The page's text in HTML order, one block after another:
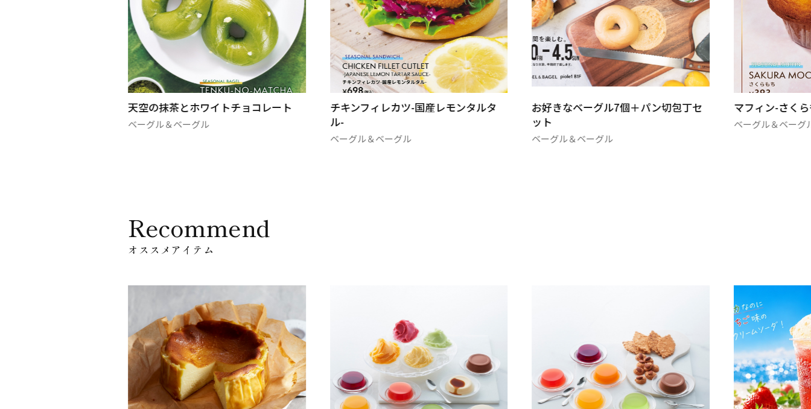
天空の抹茶とホワイトチョコレート
ベーグル＆ベーグル
チキンフィレカツ-国産レモンタルタ
ル-
ベーグル＆ベーグル
お好きなベーグル7個＋パン切包丁セ
ット
ベーグル＆ベーグル
マフィン-さく
ベーグル＆ベーグ
Recommend
オススメアイテム